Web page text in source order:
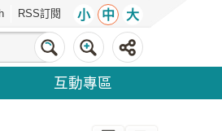
RSS訂閱 小 中 大
互動專區